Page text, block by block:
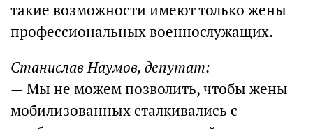
такие возможности имеют только жены
профессиональных военнослужащих.
Станислав Наумов, депутат:
— Мы не можем позволить, чтобы жены
мобилизованных сталкивались с